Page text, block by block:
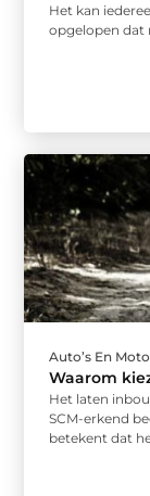
Het kan
opgelopen dat
Auto’s En
Waarom
Het laten
SCM-erkend
betekent dat